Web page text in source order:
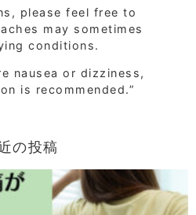
please feel free to
may sometimes
conditions.
nausea or dizziness,
is recommended.”
の投稿